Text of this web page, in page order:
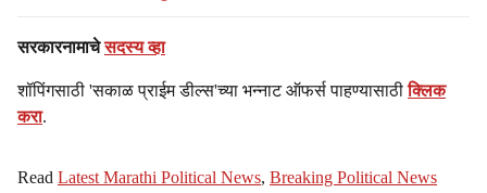
सरकारनामाचेसदस्य व्हा
शॉपिंगसाठी 'सकाळ प्राईम डील्स'च्या भन्नाट ऑफर्स पाहण्यासाठीक्लिक
करा.
Read Latest Marathi Political News, Breaking Political News